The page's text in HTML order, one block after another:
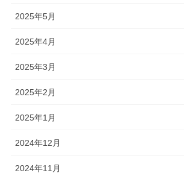
2025年5月
2025年4月
2025年3月
2025年2月
2025年1月
2024年12月
2024年11月